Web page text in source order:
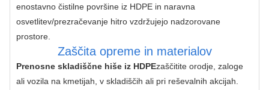
enostavno čistilne površine iz HDPE in naravna
osvetlitev/prezračevanje hitro vzdržujejo nadzorovane
prostore.
Zaščita opreme in materialov
Prenosne skladiščne hiše iz HDPEzaščitite orodje, zaloge
ali vozila na kmetijah, v skladiščih ali pri reševalnih akcijah.